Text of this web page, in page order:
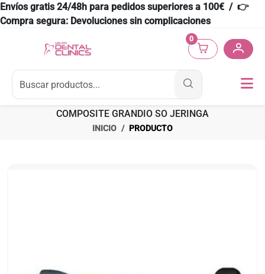
Envíos gratis 24/48h para pedidos superiores a 100€ / 👉
Compra segura: Devoluciones sin complicaciones
0
COMPOSITE GRANDIO SO JERINGA
INICIO PRODUCTO